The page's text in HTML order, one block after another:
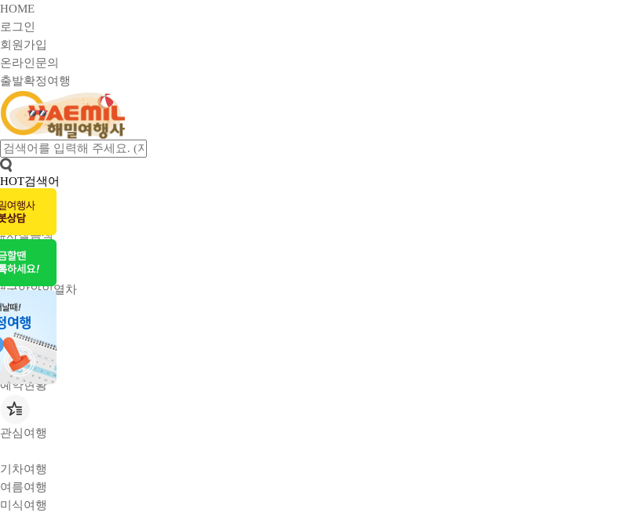
HOME
로그인
회원가입
온라인문의
출발확정여행
HOT검색어
#맛기행
#사유원
#사찰음색
#단풍여행
#전통주
#국악와인열차
마이메뉴
예약현황
관심여행
기차여행
여름여행
미식여행